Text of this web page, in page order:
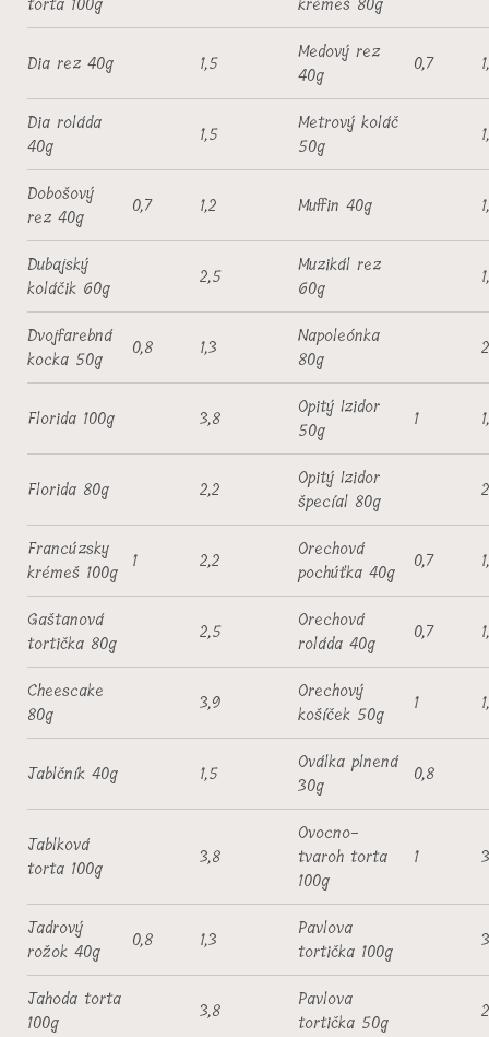
Dia rez 40g 1,5
Medový rez
40g
0,7
Dia roláda
40g
1,5
Metrový koláč
50g
Dobošový
rez 40g
0,7 1,2 Muffin 40g
Dubajský
koláčik 60g
2,5
Muzikál rez
60g
Dvojfarebná
kocka 50g
0,8 1,3
Napoleónka
80g
Florida 100g 3,8
Opitý Izidor
50g
1
Florida 80g 2,2
Opitý Izidor
špecíal 80g
Francúzsky
krémeš 100g 1 2,2
Orechová
pochúťka 40g
0,7
Gaštanová
tortička 80g
2,5
Orechová
roláda 40g
0,7
Cheescake
80g
3,9
Orechový
košíček 50g
1
Jablčník 40g 1,5
Oválka plnená
30g
0,8
Jablková
torta 100g
3,8
Ovocno-
tvaroh torta
100g
1
Jadrový
rožok 40g
0,8 1,3
Pavlova
tortička 100g
Jahoda torta
100g
3,8
Pavlova
tortička 50g
2